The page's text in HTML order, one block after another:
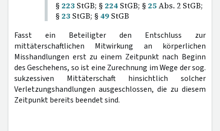
§ 223 StGB; § 224 StGB; § 25Abs. 2 StGB;
§ 23 StGB; § 49 StGB
Fasst ein Beteiligter den Entschluss zur
mittäterschaftlichen Mitwirkung an körperlichen
Misshandlungen erst zu einem Zeitpunkt nach Beginn
des Geschehens, so ist eine Zurechnung im Wege der sog.
sukzessiven Mittäterschaft hinsichtlich solcher
Verletzungshandlungen ausgeschlossen, die zu diesem
Zeitpunkt bereits beendet sind.